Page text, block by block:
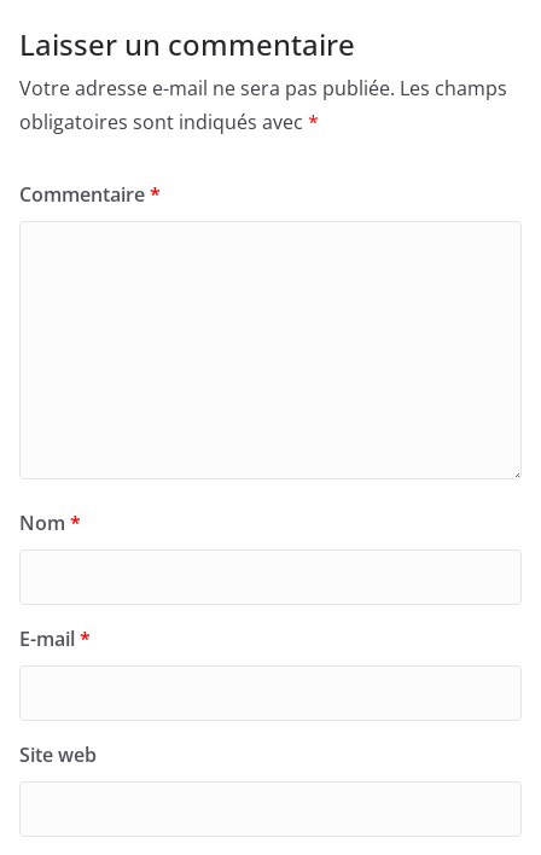
Laisser un commentaire
Votre adresse e-mail ne sera pas publiée. Les champs
obligatoires sont indiqués avec *
Commentaire*
Nom *
E-mail*
Site web